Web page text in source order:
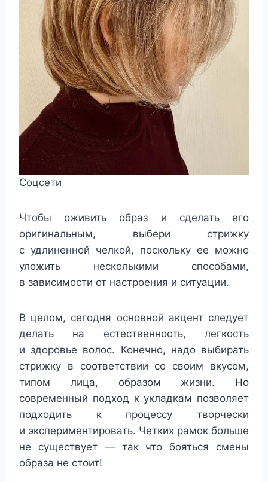
Соцсети
Чтобы оживить образ и сделать его
оригинальным, выбери стрижку
с удлиненной челкой, поскольку ее можно
уложить несколькими способами,
в зависимости от настроения и ситуации.
В целом, сегодня основной акцент следует
делать на естественность, легкость
и здоровье волос. Конечно, надо выбирать
стрижку в соответствии со своим вкусом,
типом лица, образом жизни. Но
современный подход к укладкам позволяет
подходить к процессу творчески
и экспериментировать. Четких рамок больше
не существует — так что бояться смены
образа не стоит!